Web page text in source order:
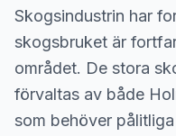
Skogsindustrin har
skogsbruket är
området. De stora
förvaltas av både
som behöver